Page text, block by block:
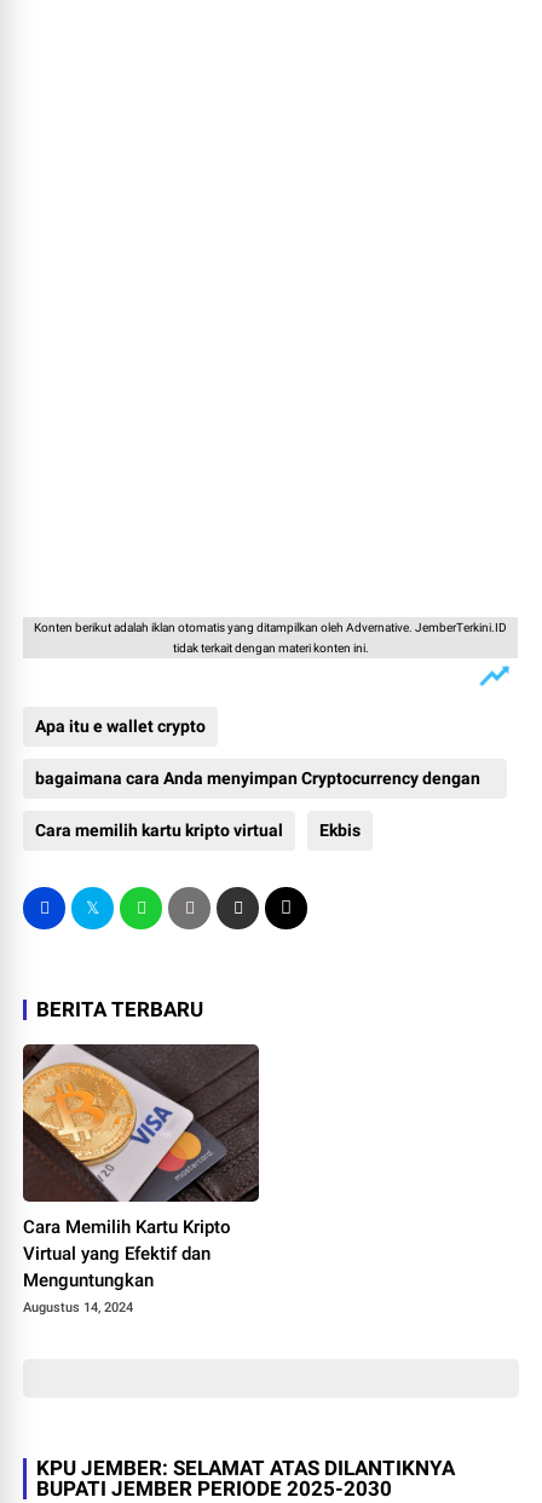
Konten berikut adalah iklan otomatis yang ditampilkan oleh Advernative. JemberTerkini.ID
tidak terkait dengan materi konten ini.
Apa itu e wallet crypto
bagaimana cara Anda menyimpan Cryptocurrency dengan
Cara memilih kartu kripto virtual Ekbis
BERITA TERBARU
Cara Memilih Kartu Kripto
Virtual yang Efektif dan
Menguntungkan
Augustus 14, 2024
KPU JEMBER: SELAMAT ATAS DILANTIKNYA
BUPATI JEMBER PERIODE 2025-2030